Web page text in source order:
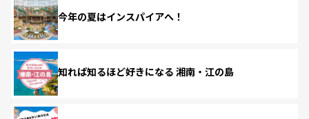
今年の夏はインスパイアへ！
知れば知るほど好きになる 湘南・江の島